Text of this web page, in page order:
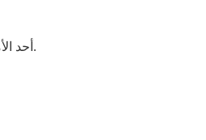
أحد الأمور التي نادراً ما تحظى باهتمام كبير خلال الطلبية الأولى هو نمو الفريق في المستقبل.